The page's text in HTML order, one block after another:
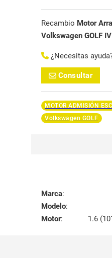
Recambio Motor
Volkswagen GOLF
¿Necesitas
Consultar
MOTOR ADMISIÓN
Volkswagen GOLF
Marca:
Modelo:
Motor: 1.6